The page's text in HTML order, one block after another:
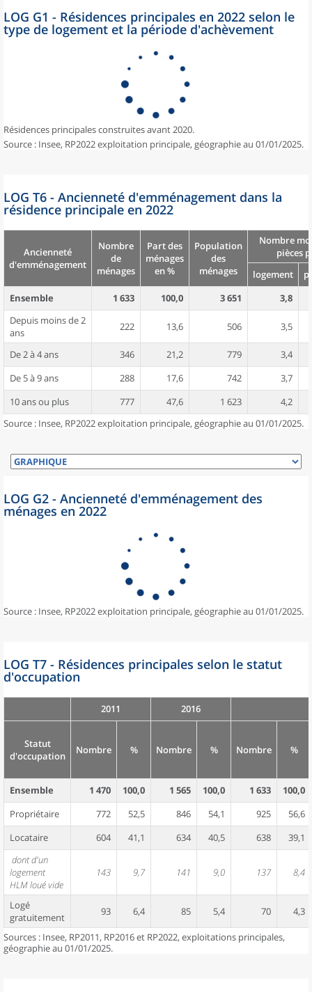
LOG G1 - Résidences principales en 2022 selon le
type de logement et la période d'achèvement
Résidences principales construites avant 2020.
Source : Insee, RP2022 exploitation principale, géographie au 01/01/2025.
LOG T6 - Ancienneté d'emménagement dans la
résidence principale en 2022
Ancienneté
d'emménagement
Nombre
de
ménages
Part des
ménages
en %
Population
des
ménages
Nombre
pièces
logement
Ensemble
1 633 100,0 3 651
3,8
Depuis moins de 2
ans
222 13,6 506 3,5
De 2 à 4 ans 346 21,2 779
3,4
De 5 à 9 ans
288 17,6 742
3,7
10 ans ou plus
777 47,6 1 623
4,2
Source : Insee, RP2022 exploitation principale, géographie au 01/01/2025.
LOG G2 - Ancienneté d'emménagement des
ménages en 2022
Source : Insee, RP2022 exploitation principale, géographie au 01/01/2025.
LOG T7 - Résidences principales selon le statut
d'occupation
2011 2016
Statut
d'occupation
Nombre % Nombre % Nombre %
Ensemble 1 470 100,0 1 565 100,0 1 633
100,0
Propriétaire
772 52,5 846 54,1 925
56,6
Locataire
604 41,1 634 40,5 638
39,1
dont d'un
logement
HLM loué vide
143 9,7 141 9,0 137 8,4
Logé
gratuitement
93 6,4 85 5,4 70 4,3
Sources : Insee, RP2011, RP2016 et RP2022, exploitations principales,
géographie au 01/01/2025.